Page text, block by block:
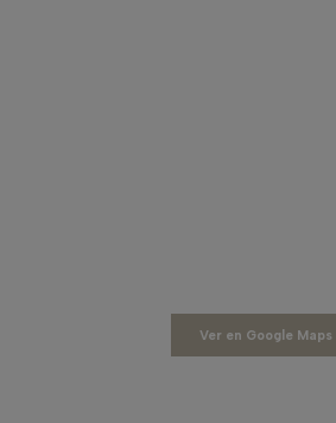
Ver en Google Maps